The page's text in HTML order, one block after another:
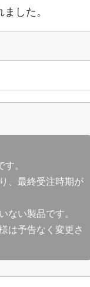
した。
。
、最終受注時期が
ない製品です。
は予告なく変更さ